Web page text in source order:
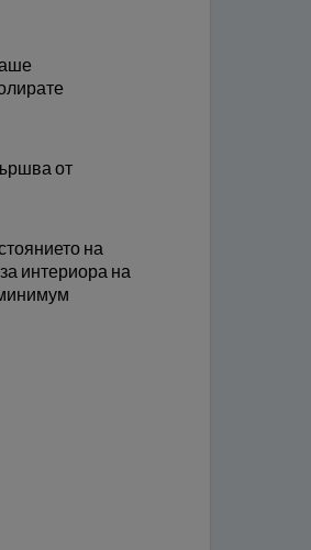
от
на
интериора на